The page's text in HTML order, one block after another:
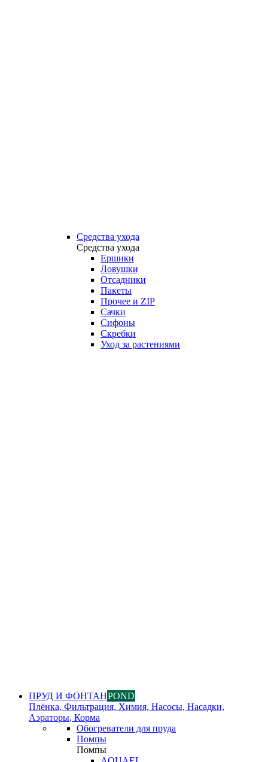
Средства ухода
Средства ухода
Ершики
Ловушки
Отсадники
Пакеты
Прочее и ZIP
Сачки
Сифоны
Скребки
Уход за растениями
ПРУД И ФОНТАНPOND
Плёнка, Фильтрация, Химия, Насосы, Насадки,
Аэраторы, Корма
Обогреватели для пруда
Помпы
Помпы